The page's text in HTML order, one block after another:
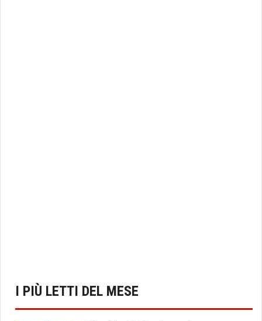
I PIÙ LETTI DEL MESE